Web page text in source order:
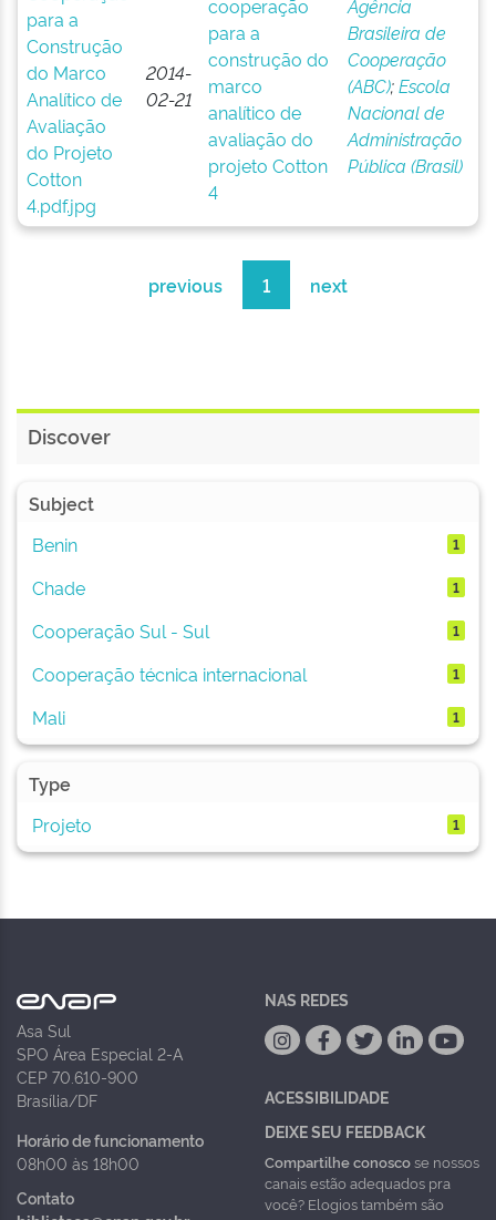
2014-
02-21
cooperação
para a
construção do
marco
analítico de
avaliação do
projeto Cotton
4
Agência
Brasileira de
Cooperação
(ABC);Escola
Nacional de
Administração
Pública (Brasil)
previous 1 next
Discover
Subject
Benin
1
Chade 1
Cooperação Sul - Sul 1
Cooperação técnica internacional 1
Mali 1
Type
Projeto
1
Asa Sul
SPO Área Especial 2-A
CEP 70.610-900
Brasília/DF
Horário de funcionamento
08h00 às 18h00
Contato
NAS REDES
ACESSIBILIDADE
DEIXE SEU FEEDBACK
Compartilhe conoscose nossos
canais estão adequados pra
você? Elogios também são